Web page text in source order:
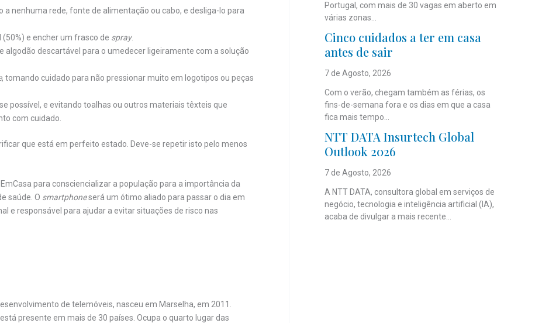
a nenhuma rede, fonte de alimentação ou cabo, e desliga-lo para
e encher um frasco de spray.
algodão descartável para o umedecer ligeiramente com a solução
, tomando cuidado para não pressionar muito em logotipos ou peças
possível, e evitando toalhas ou outros materiais têxteis que
com cuidado.
que está em perfeito estado. Deve-se repetir isto pelo menos
para consciencializar a população para a importância da
saúde. O smartphoneserá um ótimo aliado para passar o dia em
e responsável para ajudar a evitar situações de risco nas
de telemóveis, nasceu em Marselha, em 2011.
presente em mais de 30 países. Ocupa o quarto lugar das
Portugal, com mais de 30 vagas em aberto em
várias zonas...
Cinco cuidados a ter em casa
antes de sair
7 de Agosto, 2026
Com o verão, chegam também as férias, os
fins-de-semana fora e os dias em que a casa
fica mais tempo...
NTT DATA Insurtech Global
Outlook 2026
7 de Agosto, 2026
A NTT DATA, consultora global em serviços de
negócio, tecnologia e inteligência artificial (IA),
acaba de divulgar a mais recente...